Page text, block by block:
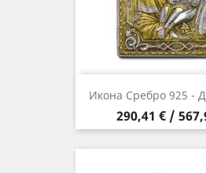
Икона Сребро 925 -
Цена
290,41 € /